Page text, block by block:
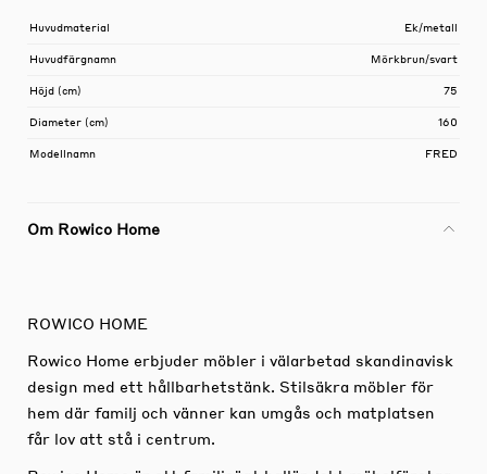
Huvudmaterial Ek/metall
Huvudfärgnamn Mörkbrun/svart
Höjd (cm) 75
Diameter (cm) 160
Modellnamn FRED
Om Rowico Home
ROWICO HOME
Rowico Home erbjuder möbler i välarbetad skandinavisk
design med ett hållbarhetstänk. Stilsäkra möbler för
hem där familj och vänner kan umgås och matplatsen
får lov att stå i centrum.